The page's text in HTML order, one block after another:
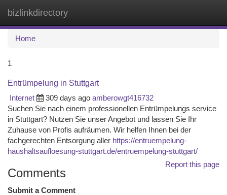
bizlinkdirectory
Home
1
Entrümpelung in Stuttgart
Internet
309 days ago amberowgt416732
Suchen Sie nach einem professionellen Entrümpelungs service
in Stuttgart? Nutzen Sie unser Angebot und lassen Sie Ihr
Zuhause von Profis aufräumen. Wir helfen Ihnen bei der
fachgerechten Entsorgung aller https://entruempelung-
haushaltsaufloesung-stuttgart.de/entruempelung-stuttgart/
Report this page
Comments
Submit a Comment